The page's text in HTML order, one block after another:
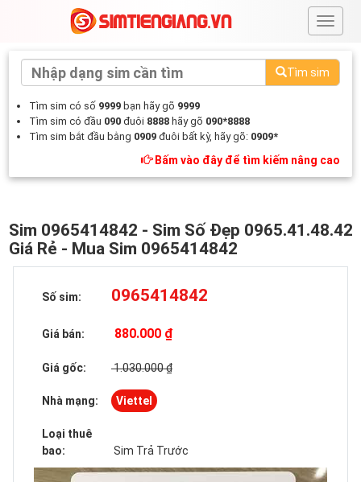
#
Tìm sim
Tìm sim có số 9999 bạn hãy gõ 9999
Tìm sim có đầu 090 đuôi 8888 hãy gõ 090*8888
Tìm sim bắt đầu bằng 0909 đuôi bất kỳ, hãy gõ: 0909*
Bấm vào đây để tìm kiếm nâng cao
Sim 0965414842 - Sim Số Đẹp 0965.41.48.42
Giá Rẻ - Mua Sim 0965414842
Số sim: 0965414842
Giá bán: 880.000 ₫
Giá gốc: 1.030.000 ₫
Nhà mạng: Viettel
Loại thuê
bao:
Sim Trả Trước